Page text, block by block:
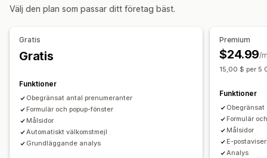
Välj den plan som passar ditt företag bäst.
Gratis
Gratis
Funktioner
Obegränsat antal prenumeranter
Formulär och popup-fönster
Målsidor
Automatiskt välkomstmejl
Grundläggande analys
Premium
$24.99/
15,00 $ per 5
Funktioner
Formulär
Målsidor
E-
Analys